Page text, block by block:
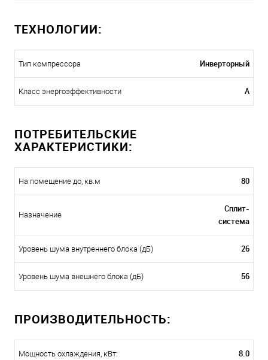
ТЕХНОЛОГИИ:
Тип компрессора Инверторный
Класс энергоэффективности A
ПОТРЕБИТЕЛЬСКИЕ
ХАРАКТЕРИСТИКИ:
На помещение до, кв.м 80
Назначение
Сплит-
система
Уровень шума внутреннего блока (дБ) 26
Уровень шума внешнего блока (дБ) 56
ПРОИЗВОДИТЕЛЬНОСТЬ:
Мощность охлаждения, кВт: 8.0